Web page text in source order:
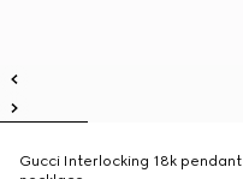
Gucci Interlocking 18k pendant